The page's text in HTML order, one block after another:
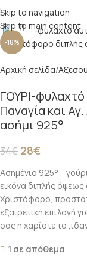
Skip to navigation
Skip to main content
-18%
Click to
Αρχική σελίδα
ΓΟΥΡΙ-
Παναγία και
ασήμι 925°
34€ 28€
Ασημένιο 925° ,
εικόνα διπλής
Χριστόφορο,
εξαιρετική επιλογή
σας ή χαρίστε το
1 σε απόθεμα